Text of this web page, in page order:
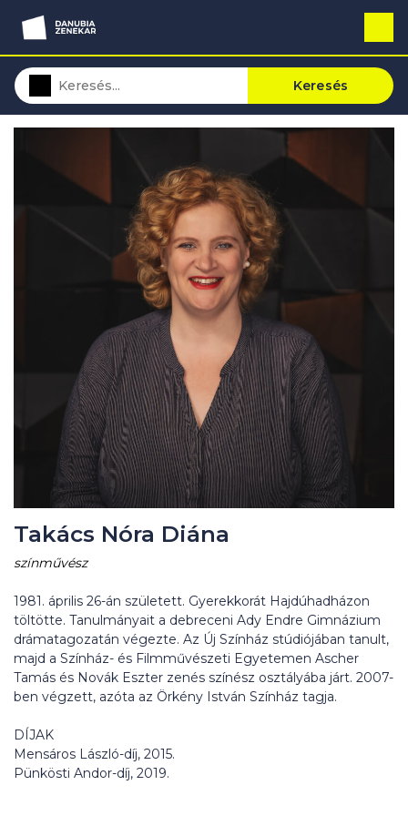
Keresés
Takács Nóra Diána
színművész
1981. április 26-án született. Gyerekkorát Hajdúhadházon
töltötte. Tanulmányait a debreceni Ady Endre Gimnázium
drámatagozatán végezte. Az Új Színház stúdiójában tanult,
majd a Színház- és Filmművészeti Egyetemen Ascher
Tamás és Novák Eszter zenés színész osztályába járt. 2007-
ben végzett, azóta az Örkény István Színház tagja.
DÍJAK
Mensáros László-díj, 2015.
Pünkösti Andor-díj, 2019.